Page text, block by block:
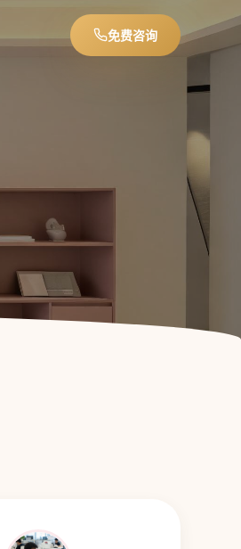
免费咨询